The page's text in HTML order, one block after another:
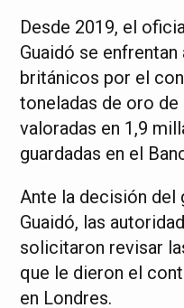
Desde 2019, el
Guaidó se
británicos por el
toneladas de oro
valoradas en 1,9
guardadas en el
Ante la decisión
Guaidó, las
solicitaron revisar
que le dieron el
en Londres.